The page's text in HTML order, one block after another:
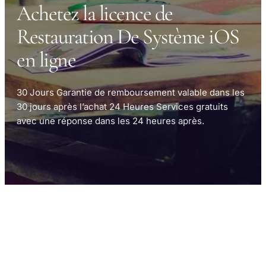
Achetez la licence de
Restauration De Système iOS
en ligne
30 Jours Garantie de remboursement valable dans les
30 jours après l’achat 24 Heures Services gratuits
avec une réponse dans les 24 heures après.